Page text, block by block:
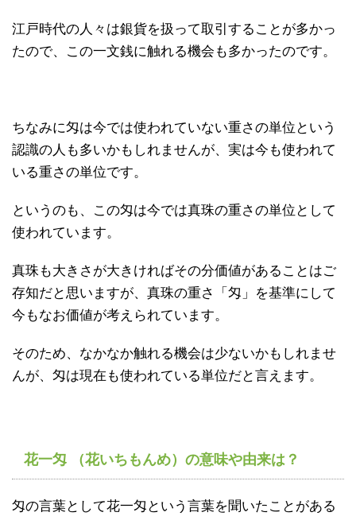
江戸時代の人々は銀貨を扱って取引することが多かっ
たので、この一文銭に触れる機会も多かったのです。
ちなみに匁は今では使われていない重さの単位という
認識の人も多いかもしれませんが、実は今も使われて
いる重さの単位です。
というのも、この匁は今では真珠の重さの単位として
使われています。
真珠も大きさが大きければその分価値があることはご
存知だと思いますが、真珠の重さ「匁」を基準にして
今もなお価値が考えられています。
そのため、なかなか触れる機会は少ないかもしれませ
んが、匁は現在も使われている単位だと言えます。
花一匁 （花いちもんめ）の意味や由来は？
匁の言葉として花一匁という言葉を聞いたことがある